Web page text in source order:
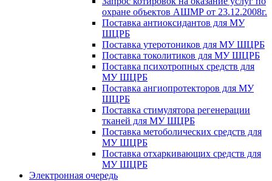
охране объектов АШМР от 23.12.2008г.
Поставка антиоксидантов для МУ
ШЦРБ
Поставка утеротоников для МУ ШЦРБ
Поставка токолитиков для МУ ШЦРБ
Поставка психотропных средств для
МУ ШЦРБ
Поставка ангиопротекторов для МУ
ШЦРБ
Поставка стимулятора регенерации
тканей для МУ ШЦРБ
Поставка метоболических средств для
МУ ШЦРБ
Поставка отхаркивающих средств для
МУ ШЦРБ
Электронная очередь